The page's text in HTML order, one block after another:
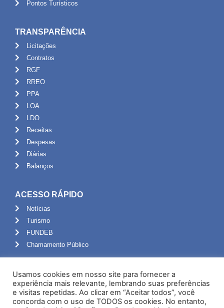
Pontos Turísticos
TRANSPARÊNCIA
Licitações
Contratos
RGF
RREO
PPA
LOA
LDO
Receitas
Despesas
Diárias
Balanços
ACESSO RÁPIDO
Notícias
Turismo
FUNDEB
Chamamento Público
Portal do Servidor
Webmail
Administração
Usamos cookies em nosso site para fornecer a
experiência mais relevante, lembrando suas preferências
e visitas repetidas. Ao clicar em “Aceitar todos”, você
concorda com o uso de TODOS os cookies. No entanto,